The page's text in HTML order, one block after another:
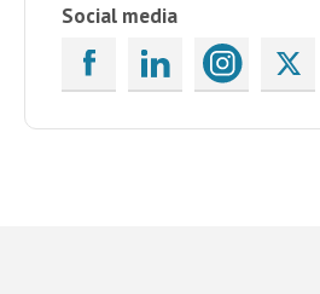
Social media